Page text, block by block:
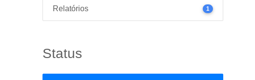
Relatórios 1
Status